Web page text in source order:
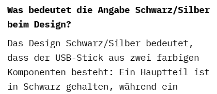
Was bedeutet die Angabe Schwarz/Silber
beim Design?
Das Design Schwarz/Silber bedeutet,
dass der USB-Stick aus zwei farbigen
Komponenten besteht: Ein Hauptteil ist
in Schwarz gehalten, während ein